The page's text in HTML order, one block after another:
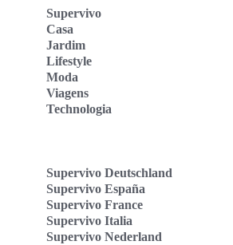
Supervivo
Casa
Jardim
Lifestyle
Moda
Viagens
Technologia
Supervivo Deutschland
Supervivo España
Supervivo France
Supervivo Italia
Supervivo Nederland